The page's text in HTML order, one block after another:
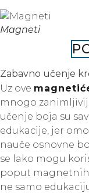
Magneti
Zabavno učenje
Uz ove
mnogo
učenje boja su
edukacije, jer
nauče osnovne
se lako mogu
poput magnetnih
ne samo